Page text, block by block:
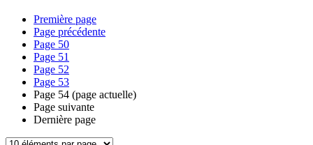
Première page
Page précédente
Page 50
Page 51
Page 52
Page 53
Page 54 (page actuelle)
Page suivante
Dernière page